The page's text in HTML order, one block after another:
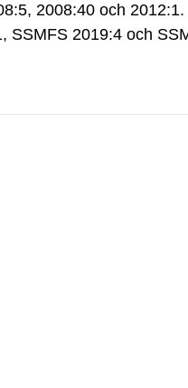
2008:40 och
SSMFS 2019:4 och